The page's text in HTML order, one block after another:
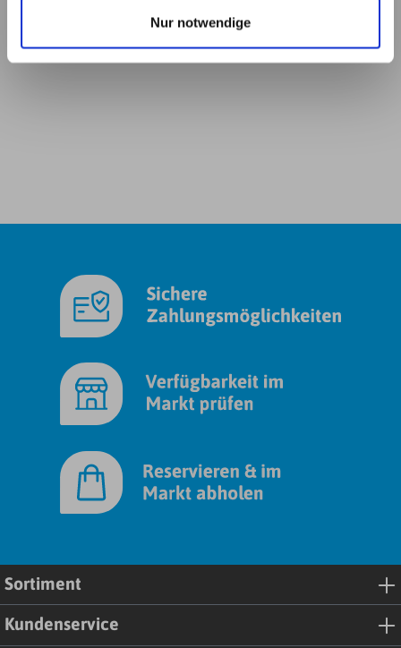
Datenschutzerklärung. Link zu
unsererDatenschutzerklärung. Link zumImpressum.
Nur notwendige
Sortiment
Kundenservice